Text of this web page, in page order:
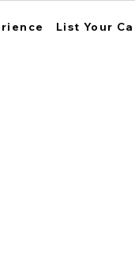
List Your